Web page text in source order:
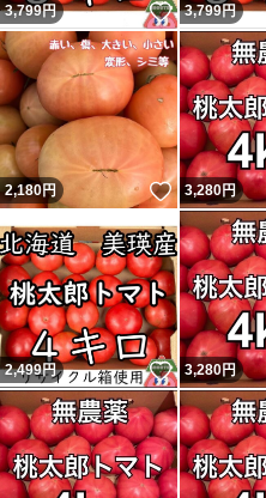
3,799円 いいね！
3,799円
2,180円 いいね！
3,280円
2,499円 いいね！
3,280円